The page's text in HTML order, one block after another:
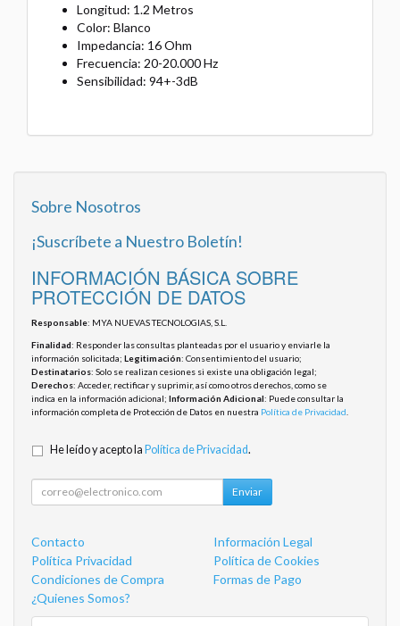
Longitud: 1.2 Metros
Color: Blanco
Impedancia: 16 Ohm
Frecuencia: 20-20.000 Hz
Sensibilidad: 94+-3dB
Sobre Nosotros
¡Suscríbete a Nuestro Boletín!
INFORMACIÓN BÁSICA SOBRE
PROTECCIÓN DE DATOS
Responsable: MYA NUEVAS TECNOLOGIAS, S.L.
Finalidad: Responder las consultas planteadas por el usuario y enviarle la
información solicitada; Legitimación: Consentimiento del usuario;
Destinatarios: Solo se realizan cesiones si existe una obligación legal;
Derechos: Acceder, rectificar y suprimir, así como otros derechos, como se
indica en la información adicional; Información Adicional: Puede consultar la
información completa de Protección de Datos en nuestra Política de Privacidad
He leído y acepto la Política de Privacidad.
Enviar
Contacto
Información Legal
Política Privacidad
Política de Cookies
Condiciones de Compra
Formas de Pago
¿Quienes Somos?